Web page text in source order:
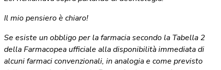
Il mio pensiero è chiaro!
Se esiste un obbligo per la farmacia secondo la Tabella 2
della Farmacopea ufficiale alla disponibilità immediata di
alcuni farmaci convenzionali, in analogia e come previsto